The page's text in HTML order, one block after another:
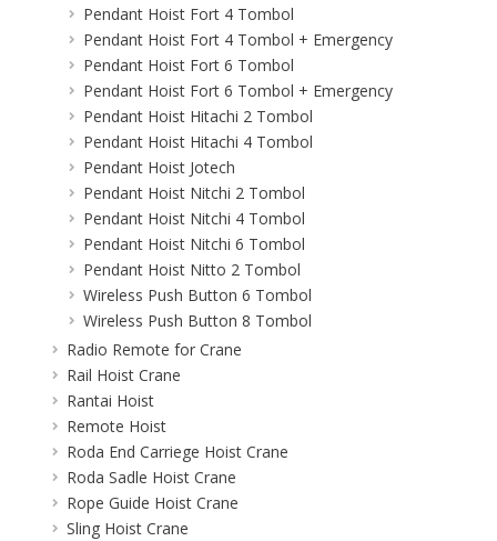
Pendant Hoist Fort 4 Tombol
Pendant Hoist Fort 4 Tombol + Emergency
Pendant Hoist Fort 6 Tombol
Pendant Hoist Fort 6 Tombol + Emergency
Pendant Hoist Hitachi 2 Tombol
Pendant Hoist Hitachi 4 Tombol
Pendant Hoist Jotech
Pendant Hoist Nitchi 2 Tombol
Pendant Hoist Nitchi 4 Tombol
Pendant Hoist Nitchi 6 Tombol
Pendant Hoist Nitto 2 Tombol
Wireless Push Button 6 Tombol
Wireless Push Button 8 Tombol
Radio Remote for Crane
Rail Hoist Crane
Rantai Hoist
Remote Hoist
Roda End Carriege Hoist Crane
Roda Sadle Hoist Crane
Rope Guide Hoist Crane
Sling Hoist Crane